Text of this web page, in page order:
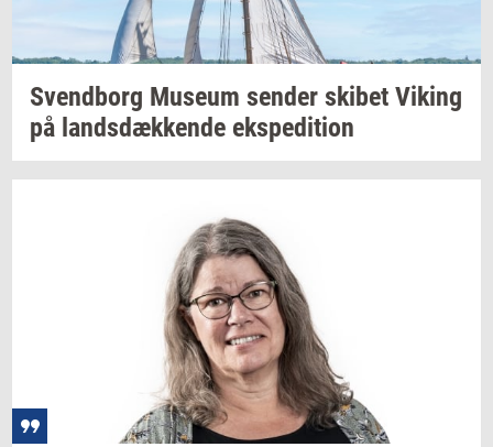
Svend­borg Mu­se­um sen­der ski­bet Viking
på lands­dæk­ken­de eks­pe­di­tion